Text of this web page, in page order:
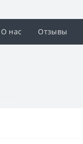
О нас Отзывы